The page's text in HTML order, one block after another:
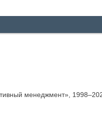
менеджмент»,